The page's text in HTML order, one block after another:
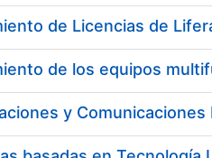
de Licencias de
de los equipos